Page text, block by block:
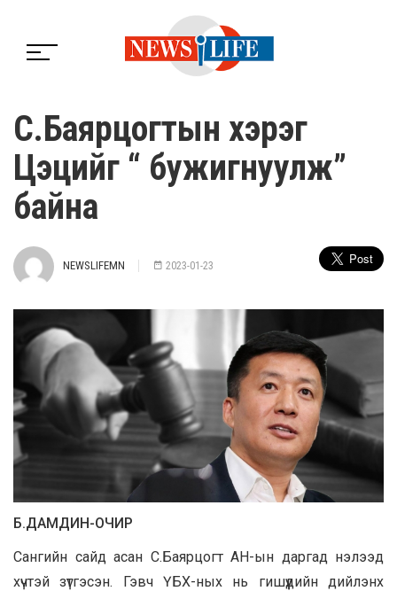
С.Баярцогтын хэрэг
Цэцийг “ бужигнуулж”
байна
NEWSLIFEMN 2023-01-23
Б.ДАМДИН-ОЧИР
Сангийн сайд асан С.Баярцогт АН-ын даргад нэлээд
хүчтэй зүтгэсэн. Гэвч ҮБХ-ных нь гишүүдийн дийлэнх